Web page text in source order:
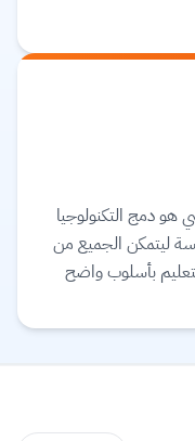
هو دمج التكنولوجيا
ليتمكن الجميع من
بأسلوب واضح